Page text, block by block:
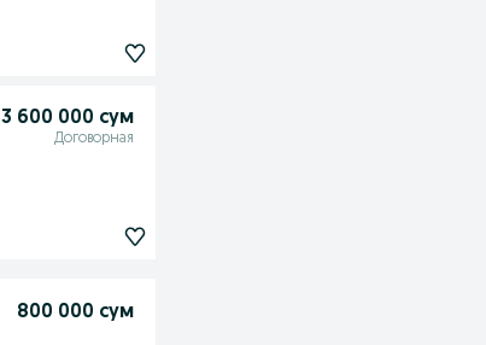
3 600 000 сум
Договорная
800 000 сум